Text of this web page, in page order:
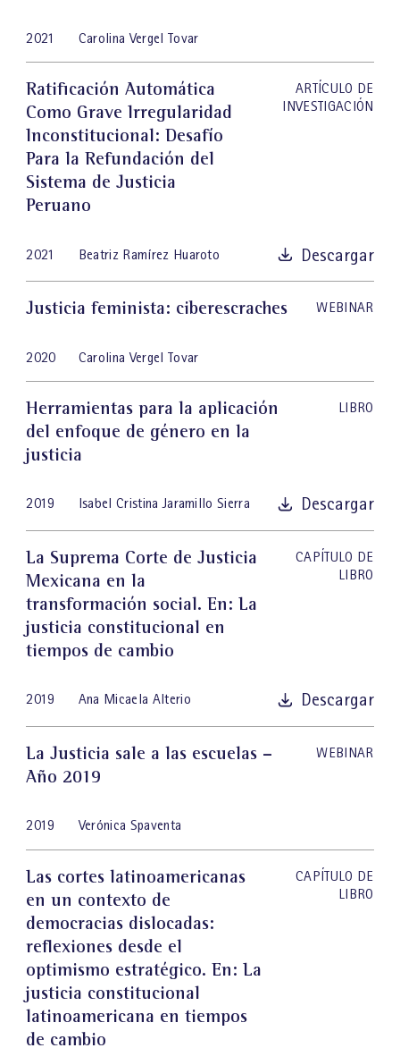
2021 Carolina Vergel Tovar
Ratificación Automática
Como Grave Irregularidad
Inconstitucional: Desafío
Para la Refundación del
Sistema de Justicia
Peruano
ARTÍCULO DE
INVESTIGACIÓN
2021 Beatriz Ramírez Huaroto Descargar
Justicia feminista: ciberescraches WEBINAR
2020 Carolina Vergel Tovar
Herramientas para la aplicación
del enfoque de género en la
justicia
LIBRO
2019 Isabel Cristina Jaramillo Sierra Descargar
La Suprema Corte de Justicia
Mexicana en la
transformación social. En: La
justicia constitucional en
tiempos de cambio
CAPÍTULO DE
LIBRO
2019 Ana Micaela Alterio Descargar
La Justicia sale a las escuelas –
Año 2019
WEBINAR
2019 Verónica Spaventa
Las cortes latinoamericanas
en un contexto de
democracias dislocadas:
reflexiones desde el
optimismo estratégico. En: La
justicia constitucional
latinoamericana en tiempos
de cambio
CAPÍTULO DE
LIBRO